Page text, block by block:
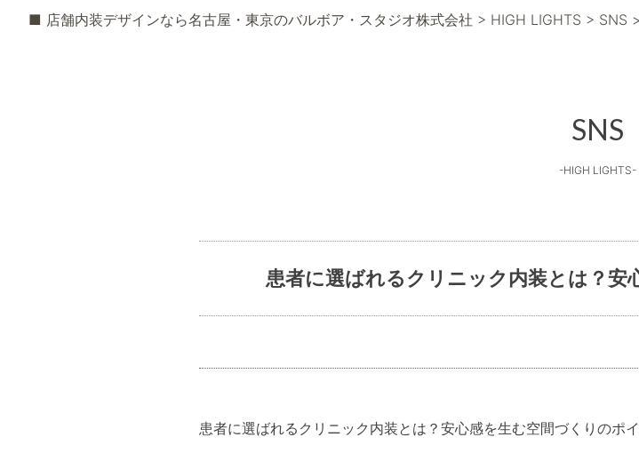
■ 店舗内装デザインなら名古屋・東京のバルボア・スタジオ株式会社 > HIGH LIGHTS > SNS
SNS
-HIGH LIGHTS-
患者に選ばれるクリニック内装とは？安
患者に選ばれるクリニック内装とは？安心感を生む空間づくりのポ